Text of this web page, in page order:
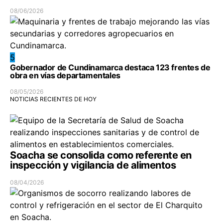
08/06/2026
5
Gobernador de Cundinamarca destaca 123 frentes de
obra en vías departamentales
08/05/2026
NOTICIAS RECIENTES DE HOY
Soacha se consolida como referente en
inspección y vigilancia de alimentos
08/04/2026